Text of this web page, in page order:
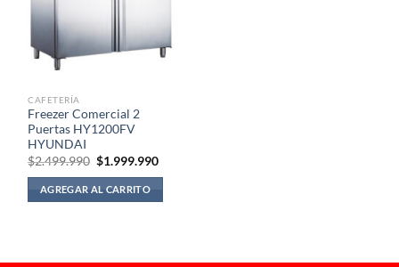
CAFETERÍA
Freezer Comercial 2
Puertas HY1200FV
HYUNDAI
$2.499.990 El
original
era:
$2.499.990.
$1.999.990El
$1.999.990.
AGREGAR AL CARRITO